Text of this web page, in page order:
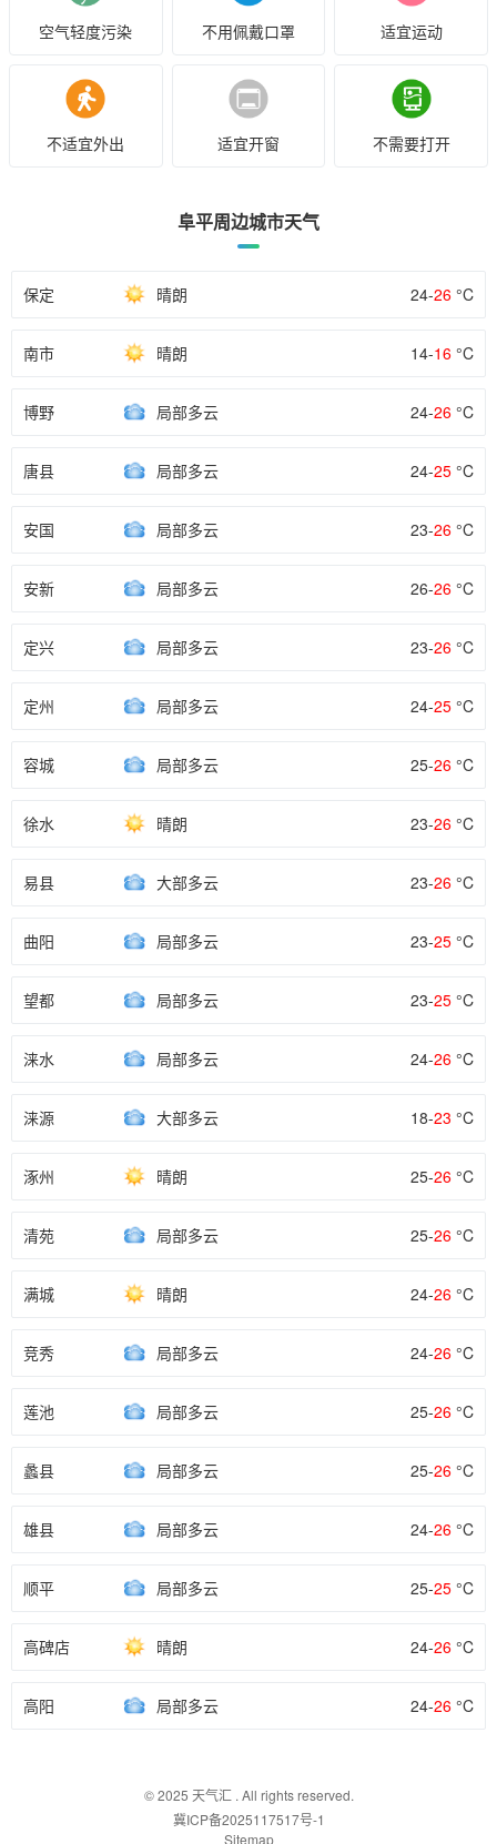
空气轻度污染 不用佩戴口罩 适宜运动
不适宜外出 适宜开窗 不需要打开
阜平周边城市天气
保定 晴朗 24-26 °C
南市 晴朗 14-16 °C
博野 局部多云 24-26 °C
唐县 局部多云 24-25 °C
安国 局部多云 23-26 °C
安新 局部多云 26-26 °C
定兴 局部多云 23-26 °C
定州 局部多云 24-25 °C
容城 局部多云 25-26 °C
徐水 晴朗 23-26 °C
易县 大部多云 23-26 °C
曲阳 局部多云 23-25 °C
望都 局部多云 23-25 °C
涞水 局部多云 24-26 °C
涞源 大部多云 18-23 °C
涿州 晴朗 25-26 °C
清苑 局部多云 25-26 °C
满城 晴朗 24-26 °C
竞秀 局部多云 24-26 °C
莲池 局部多云 25-26 °C
蠡县 局部多云 25-26 °C
雄县 局部多云 24-26 °C
顺平 局部多云 25-25 °C
高碑店 晴朗 24-26 °C
高阳 局部多云 24-26 °C
© 2025 天气汇. All rights reserved.
冀ICP备2025117517号-1
Sitemap